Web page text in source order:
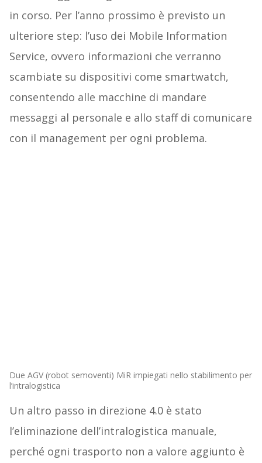
in corso. Per l’anno prossimo è previsto un
ulteriore step: l’uso dei Mobile Information
Service, ovvero informazioni che verranno
scambiate su dispositivi come smartwatch,
consentendo alle macchine di mandare
messaggi al personale e allo staff di comunicare
con il management per ogni problema.
Due AGV (robot semoventi) MiR impiegati nello stabilimento per
l’intralogistica
Un altro passo in direzione 4.0 è stato
l’eliminazione dell’intralogistica manuale,
perché ogni trasporto non a valore aggiunto è